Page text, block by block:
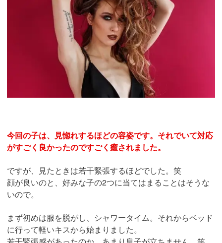
今回の子は、見惚れするほどの容姿です。それでいて対応
がすごく良かったのですごく癒されました。
ですが、見たときは若干緊張するほどでした。笑
顔が良いのと、好みな子の2つに当てはまることはそうな
いので。
まず初めは服を脱がし、シャワータイム。それからベッド
に行って軽いキスから始まりました。